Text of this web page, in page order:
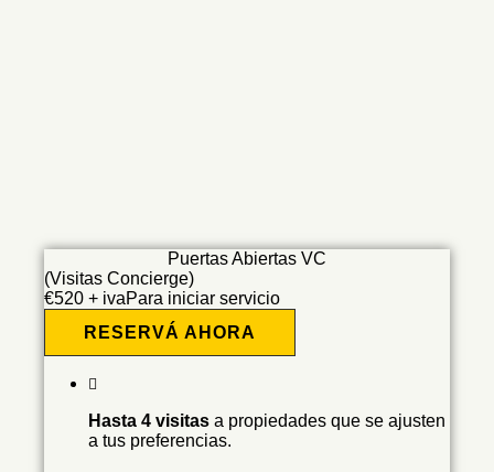
Puertas Abiertas VC
(Visitas Concierge)
€520 + ivaPara iniciar servicio
RESERVÁ AHORA
Hasta 4 visitas a propiedades que se ajusten
a tus preferencias.